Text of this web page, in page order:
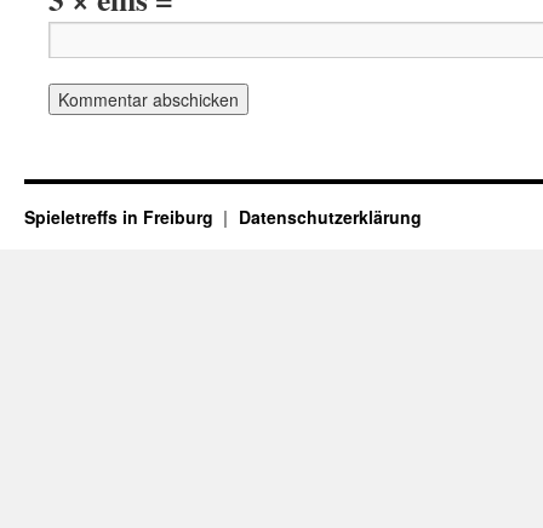
Spieletreffs in Freiburg Datenschutzerklärung